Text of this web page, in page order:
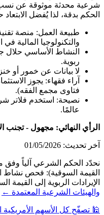
شرعية محدثة موثوقة عن نسب
الحكم بدقة، لذا يُفضل
طبيعة العمل: منصة تقنية
والتكنولوجيا المالية في
النشاط الأساسي حلال
ربوية.
لا بيانات عن خمور أو
آراء فقهاء: يجوز
فتاوى مجمع الفقه).
نصيحة: استخدم فلاتر
عالمًا.
الرأي النهائي: مجهول - تجنب
آخر تحديث: 01/05/2026
القيمة السوقية): فحص نشاط
الإيرادات الربوية إلى
والهيئات الشرعية المعتمدة ←
🕌 تصفّح كل الأسهم الأمريكية